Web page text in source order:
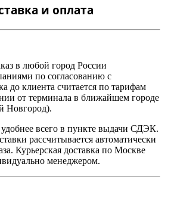
и оплата
в любой город России
по согласованию с
до клиента считается по тарифам
от терминала в ближайшем городе
Новгород).
удобнее всего в пункте выдачи СДЭК.
рассчитывается автоматически
Курьерская доставка по Москве
менеджером.